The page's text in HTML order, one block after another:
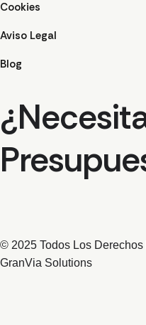
Cookies
Aviso Legal
Blog
© 2025 Todos Los
GranVia Solutions